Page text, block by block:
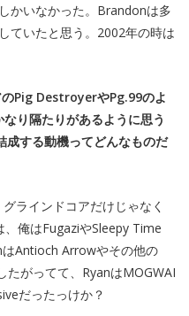
かいなかった。Brandonは多
ていたと思う。2002年の時は
Pig DestroyerやPg.99のよ
り隔たりがあるように思う
する動機ってどんなものだ
ラインドコアだけじゃなく
俺はFugaziやSleepy Time
Antioch Arrowやその他の
がってて、RyanはMOGWAI
だったっけか？